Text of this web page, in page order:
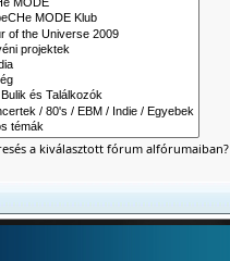
a kiválasztott fórum alfórumaiban?